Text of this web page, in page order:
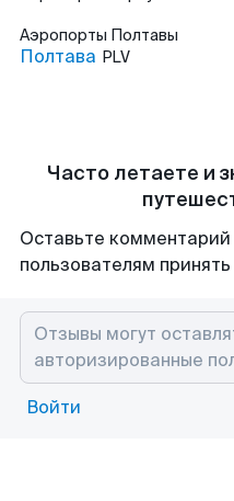
Аэропорты Полтавы
Полтава PLV
Часто летаете и
Оставьте
пользователям
Войти